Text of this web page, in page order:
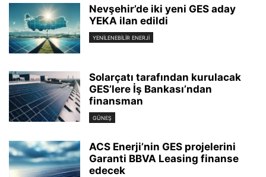
Nevşehir’de iki yeni GES aday
YEKA ilan edildi
YENILENEBILIR ENERJI
Solarçatı tarafından kurulacak
GES’lere İş Bankası’ndan
finansman
GÜNEŞ
ACS Enerji’nin GES projelerini
Garanti BBVA Leasing finanse
edecek